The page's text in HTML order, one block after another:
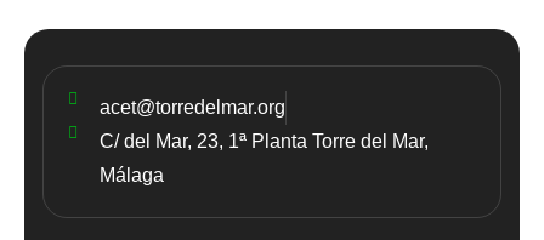
acet@torredelmar.org
C/ del Mar, 23, 1ª Planta Torre del Mar,
Málaga